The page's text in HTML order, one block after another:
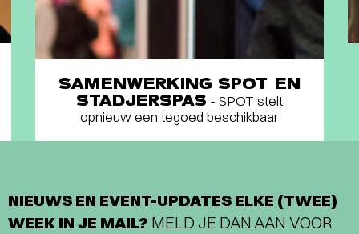
SAMENWERKING SPOT EN
STADJERSPAS - SPOT stelt
opnieuw een tegoed beschikbaar
NIEUWS EN EVENT-UPDATES ELKE (TWEE)
WEEK IN JE MAIL? MELD JE DAN AAN VOOR